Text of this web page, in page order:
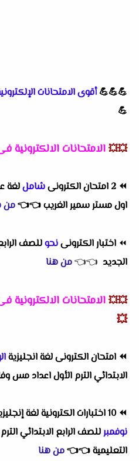
💪💪💪أقوى الامتحانات
💪
💥💥 الامتحانات الالكترونية
⏪ 2 امتحان الكترونى شامللغة
اول مستر سمير الغريب👈
👈من
⏪ اختبار الكترونىنحوللصف
الجديد 👈
👈من هنا
💥💥 الامتحانات الالكترونية
💥
⏪ امتحان الكترونى لغة انجليزية
الابتدائي الترم الأول اعداد مس
⏪10 اختبارات الكترونية لغة إنجليزية على
نوفمبرللصف الرابع الابتدائي
التعليمية👈
👈من هنا